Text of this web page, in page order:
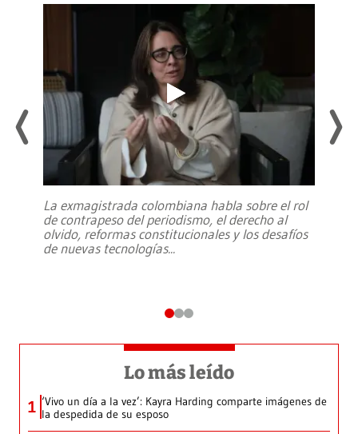
La exmagistrada colombiana habla sobre el rol
de contrapeso del periodismo, el derecho al
olvido, reformas constitucionales y los desafíos
de nuevas tecnologías...
Lo más leído
1 ‘Vivo un día a la vez’: Kayra Harding comparte imágenes de
la despedida de su esposo